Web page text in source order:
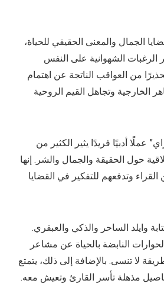
الجمال والمعنى الحقيقي للحياة،
الرغبات الشهوانية على النفس
من العواقب الناتجة عن اهتمام
الخارجية وتجاهل القيم الروحية
عملًا أدبيًا فريدًا يثير الكثير من
حول الحقيقة والجمال والشر. إنها
وتدفعهم للتفكير في القضايا
وايلد الساحر والذكي والعبقري.
النابضة بالحياة عن مشاعر
لا تنسى. بالإضافة إلى ذلك، يتمتع
مذهلة تأسر القارئ وتعيش معه.